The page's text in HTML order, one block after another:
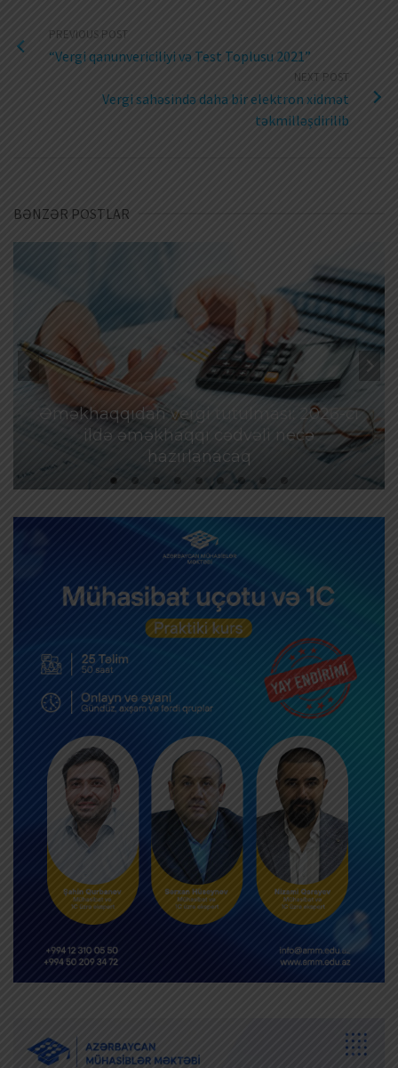
PREVIOUS POST
“Vergi qanunvericiliyi və Test Toplusu 2021”
NEXT POST
Vergi sahəsində daha bir elektron xidmət
təkmilləşdirilib
BƏNZƏR POSTLAR
Əməkhaqqıdan vergi tutulması: 2026-cı
ildə əməkhaqqı cədvəli necə
hazırlanacaq